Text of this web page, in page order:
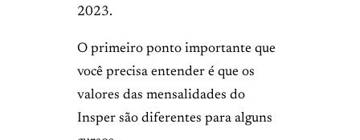
2023.
O primeiro ponto importante que
você precisa entender é que os
valores das mensalidades do
Insper são diferentes para alguns